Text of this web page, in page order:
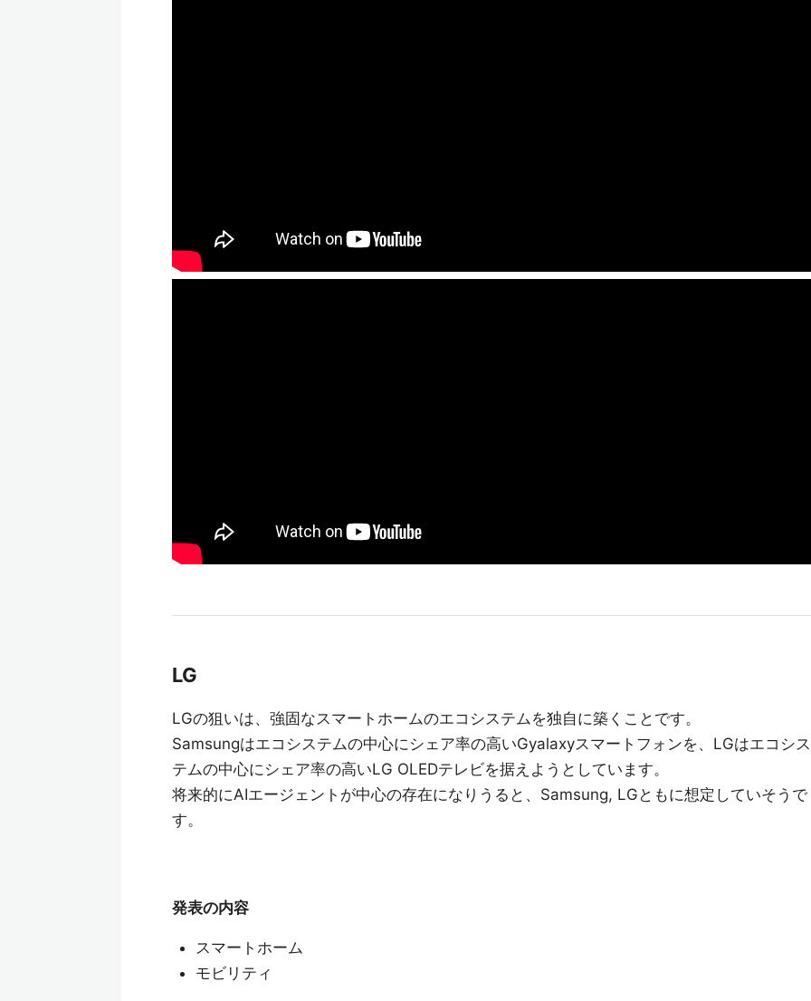
LG
LGの狙いは、強固なスマートホームのエコシステムを独自に築くことです。
Samsungはエコシステムの中心にシェア率の高いGyalaxyスマートフォンを、LGはエコシス
テムの中心にシェア率の高いLG OLEDテレビを据えようとしています。
将来的にAIエージェントが中心の存在になりうると、Samsung, LGともに想定していそうで
す。
発表の内容
スマートホーム
モビリティ